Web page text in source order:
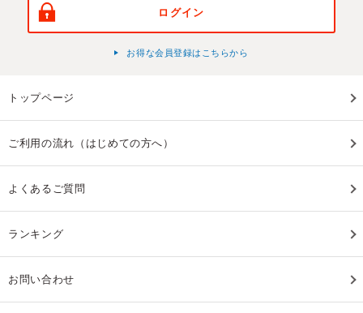
ログイン
お得な会員登録はこちらから
トップページ
ご利用の流れ（はじめての方へ）
よくあるご質問
ランキング
お問い合わせ